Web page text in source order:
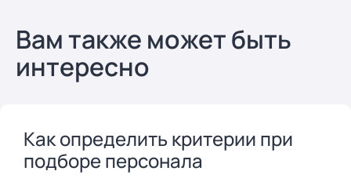
Вам также может быть
интересно
Как определить критерии при
подборе персонала